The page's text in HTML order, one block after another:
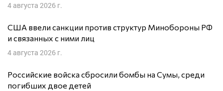
4 августа 2026 г.
США ввели санкции против структур Минобороны РФ
и связанных с ними лиц
4 августа 2026 г.
Российские войска сбросили бомбы на Сумы, среди
погибших двое детей